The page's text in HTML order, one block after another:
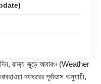
রাজ্য জুড়ে আবারও (Weather
দফতরের পূর্বাভাস অনুযায়ী,